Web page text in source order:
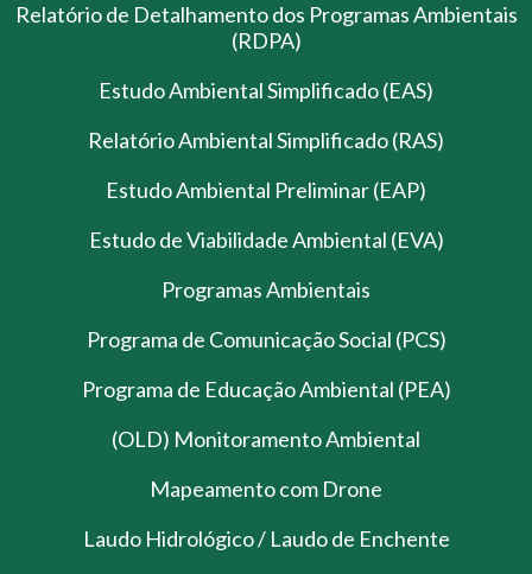
Relatório de Detalhamento dos Programas Ambientais
(RDPA)
Estudo Ambiental Simplificado (EAS)
Relatório Ambiental Simplificado (RAS)
Estudo Ambiental Preliminar (EAP)
Estudo de Viabilidade Ambiental (EVA)
Programas Ambientais
Programa de Comunicação Social (PCS)
Programa de Educação Ambiental (PEA)
(OLD) Monitoramento Ambiental
Mapeamento com Drone
Laudo Hidrológico / Laudo de Enchente